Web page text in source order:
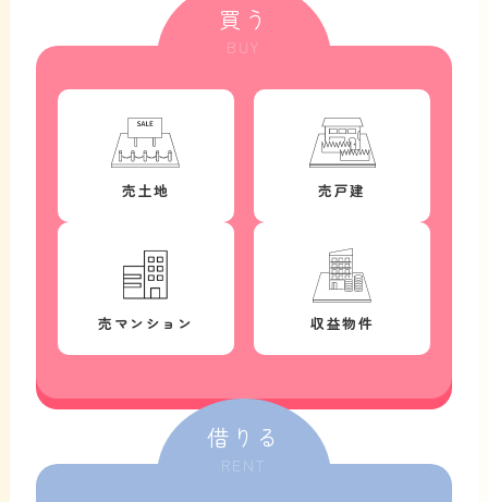
買う
BUY
売土地 売戸建
売マンション 収益物件
借りる
RENT